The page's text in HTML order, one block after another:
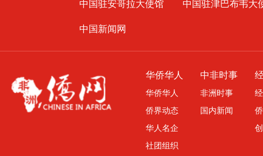
中国驻安哥拉大使馆
中国驻津巴布韦大
中国新闻网
华侨华人
华侨华人
侨界动态
华人名企
社团组织
中非时事
非洲时事
国内新闻